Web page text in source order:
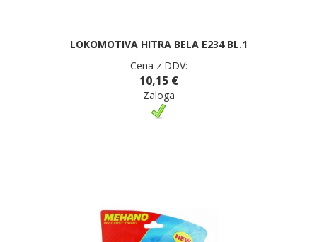
LOKOMOTIVA HITRA BELA E234 BL.1
Cena z DDV:
10,15 €
Zaloga